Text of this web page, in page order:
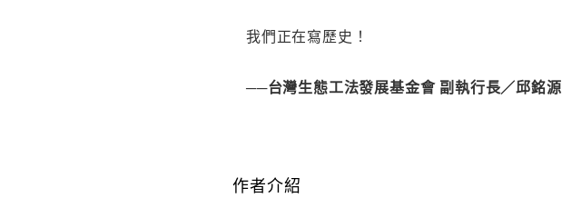
我們正在寫歷史！
──台灣生態工法發展基金會 副執行長／邱銘源
作者介紹